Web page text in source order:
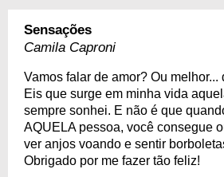
Sensações
Camila Caproni
Vamos falar de amor? Ou melhor...
Eis que surge em minha vida
sempre sonhei. E não é que
AQUELA pessoa, você consegue
ver anjos voando e sentir
Obrigado por me fazer tão feliz!